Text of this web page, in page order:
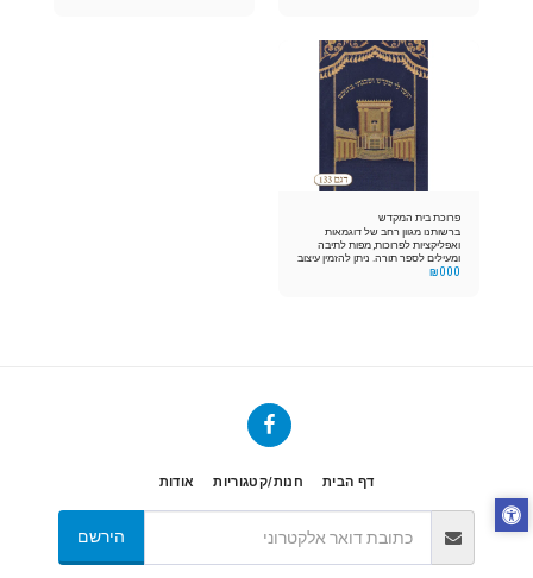
פרוכת בית המקדש
ברשותנו מגוון רחב של דוגמאות
ואפליקציות לפרוכות, מפות לתיבה
ומעילים לספר תורה. ניתן להזמין עיצוב
אישי וייחודי במבחר צבעים
₪000
דף הבית חנות/קטגוריות אודות
הירשם